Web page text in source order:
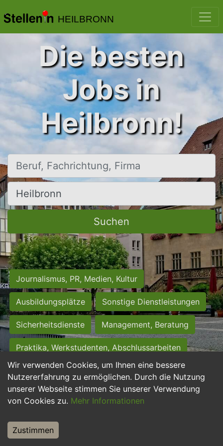
HEILBRONN
Wir verwenden Cookies, um Ihnen eine bessere
Nutzererfahrung zu ermöglichen. Durch die Nutzung
unserer Webseite stimmen Sie unserer Verwendung
von Cookies zu. Mehr Informationen
Zustimmen
Die besten
Jobs in
Heilbronn!
Beruf, Fachrichtung, Firma
Ort, Stadt
Suchen
Journalismus, PR, Medien, Kultur
Ausbildungsplätze Sonstige Dienstleistungen
Sicherheitsdienste Management, Beratung
Praktika, Werkstudenten, Abschlussarbeiten
Personalwesen Assistenz, Sekretariat
Hilfskräfte, Aushilfs- und Nebenjobs
Weiterbildung, Studium, duale Ausbildung